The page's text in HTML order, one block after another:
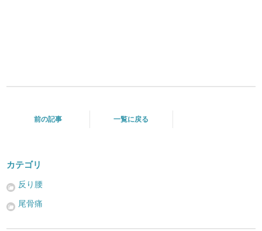
前の記事 一覧に戻る
カテゴリ
反り腰
尾骨痛